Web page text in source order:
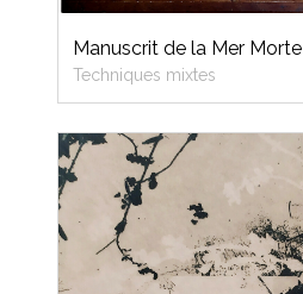
Manuscrit de la Mer Morte
Techniques mixtes